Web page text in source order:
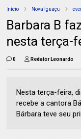
Início Nova Iguaçu
Barbara B
nesta terça-
0 Redator Leonardo
Nesta terça-feira,
recebe a cantora
Bárbara teve seu